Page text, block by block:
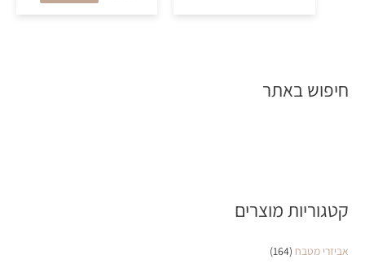
חיפוש באתר
קטגוריות מוצרים
אביזרי מטבח (164)